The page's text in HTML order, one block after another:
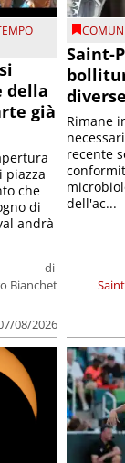
della
già
di
Bianchet
08/2026
piazza
che
di
andrà
Saint-
Rimane
recente
dell'ac...